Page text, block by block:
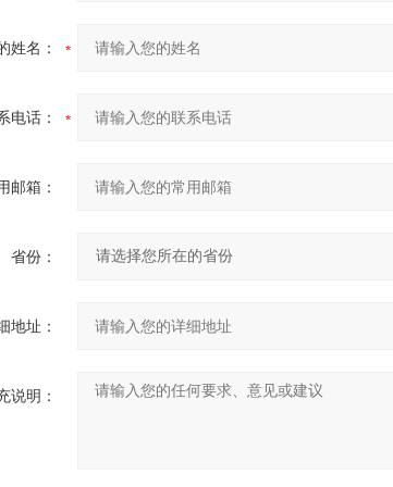
姓名：
电话：
邮箱：
省份：
地址：
说明：